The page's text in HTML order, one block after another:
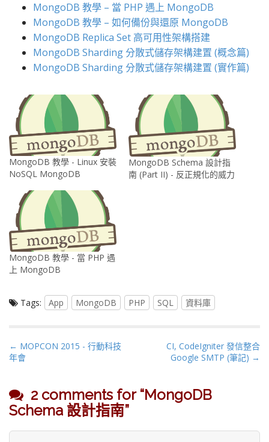
MongoDB 教學 – 當 PHP 遇上 MongoDB
MongoDB 教學 – 如何備份與還原 MongoDB
MongoDB Replica Set 高可用性架構搭建
MongoDB Sharding分散式儲存架構建置 (概念篇)
MongoDB Sharding分散式儲存架構建置 (實作篇)
MongoDB 教學 - Linux 安裝
NoSQL MongoDB
MongoDB Schema 設計指
南 (Part II) - 反正規化的威力
MongoDB 教學 - 當 PHP 遇
上 MongoDB
Tags: App MongoDB PHP SQL 資料庫
P
o
t
n
a
v
← MOPCON 2015 - 行動科技
年會
CI, CodeIgniter 發信整合
Google SMTP (筆記) →
2 comments for “MongoDB
Schema 設計指南”